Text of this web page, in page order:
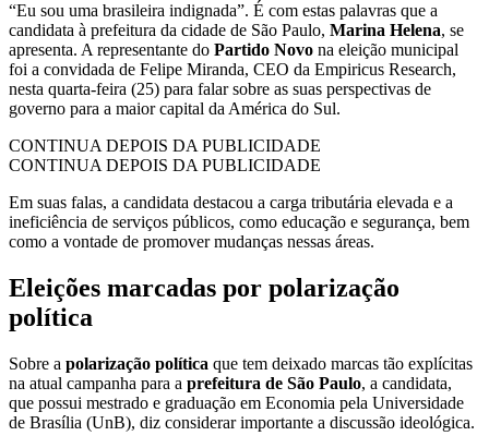
“Eu sou uma brasileira indignada”. É com estas palavras que a
candidata à prefeitura da cidade de São Paulo, Marina Helena, se
apresenta. A representante do Partido Novo na eleição municipal
foi a convidada de Felipe Miranda, CEO da Empiricus Research,
nesta quarta-feira (25) para falar sobre as suas perspectivas de
governo para a maior capital da América do Sul.
CONTINUA DEPOIS DA PUBLICIDADE
CONTINUA DEPOIS DA PUBLICIDADE
Em suas falas, a candidata destacou a carga tributária elevada e a
ineficiência de serviços públicos, como educação e segurança, bem
como a vontade de promover mudanças nessas áreas.
Eleições marcadas por polarização
política
Sobre a polarização política que tem deixado marcas tão explícitas
na atual campanha para a prefeitura de São Paulo, a candidata,
que possui mestrado e graduação em Economia pela Universidade
de Brasília (UnB), diz considerar importante a discussão ideológica.